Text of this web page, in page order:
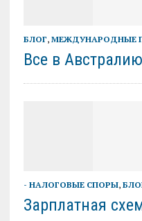
БЛОГ, МЕЖДУНАРОДНЫЕ
Все в Австралию
- НАЛОГОВЫЕ СПОРЫ,
Зарплатная